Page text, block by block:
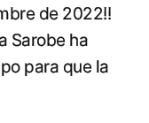
de 2022!!
Sarobe ha
para que la